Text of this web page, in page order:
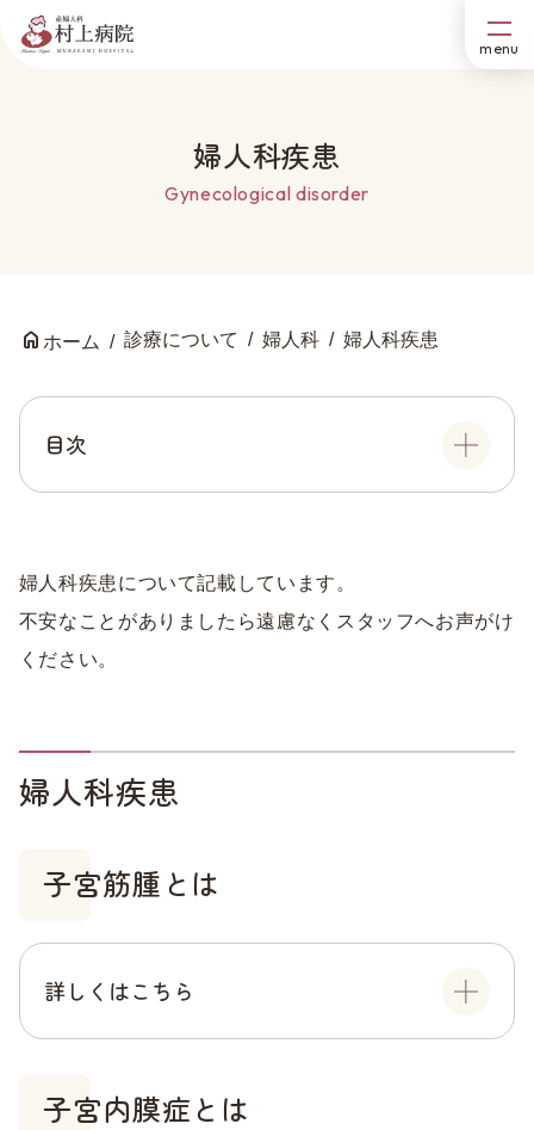
婦人科疾患
Gynecological disorder
ホーム 診療について 婦人科 婦人科疾患
目次
婦人科疾患について記載しています。
不安なことがありましたら遠慮なくスタッフへお声がけ
ください。
婦人科疾患
子宮筋腫とは
詳しくはこちら
子宮内膜症とは